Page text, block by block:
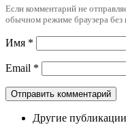
Если комментарий не
обычном режиме браузера без
Имя *
Email *
Другие